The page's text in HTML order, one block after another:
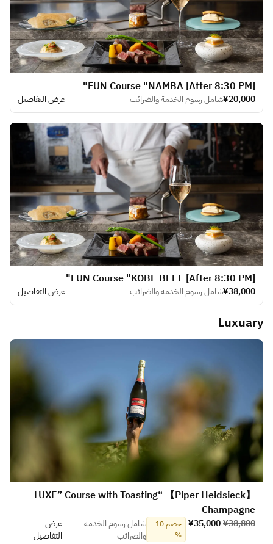
[After 8:30 PM] FUN Course "NAMBA"
¥20,000شامل رسوم الخدمة والضرائب عرض التفاصيل
[After 8:30 PM] FUN Course "KOBE BEEF"
¥38,000شامل رسوم الخدمة والضرائب عرض التفاصيل
Luxuary
【Piper Heidsieck】 “LUXE” Course with Toasting
Champagne
¥38,800
¥35,000
خصم 10
%
شامل رسوم الخدمة
والضرائب
عرض
التفاصيل